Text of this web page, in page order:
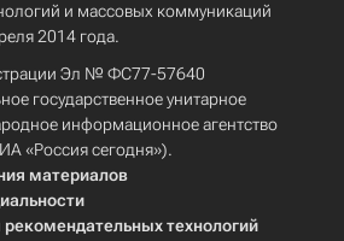
и массовых коммуникаций
2014 года.
Эл № ФС77-57640
государственное унитарное
информационное агентство
«Россия сегодня»).
материалов
технологий